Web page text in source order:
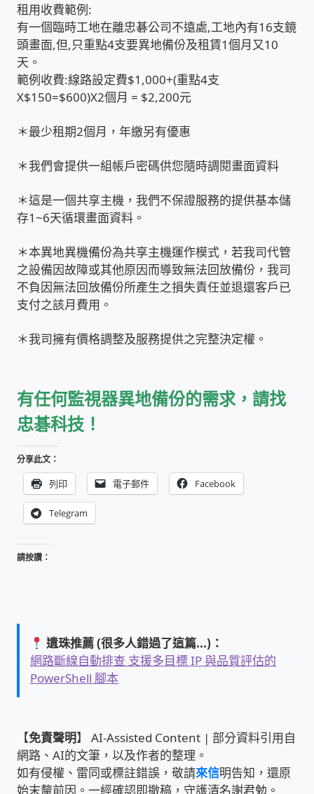
聯絡我們
徵 伙伴
窗簾 窗飾 丈量安裝
電腦維修銷售
電腦維護合約
電腦租賃方案
飛碟 不斷電 UPS / 穩壓器 AVR
遠距教學、在家辦公
USB隨插即用視訊攝影機
OpenMediaVault OMV
NAS到府安裝服務
DAS 直連式附加存儲
出租套房出租 網路維護管理 房東免煩惱
租用收費範例:
有一個臨時工地在離忠碁公司不遠處,工地內有16支鏡
頭畫面,但,只重點4支要異地備份及租賃1個月又10
天。
範例收費:線路設定費$1,000+(重點4支
X$150=$600)X2個月 = $2,200元
＊最少租期2個月，年繳另有優惠
＊我們會提供一組帳戶密碼供您隨時調閱畫面資料
＊這是一個共享主機，我們不保證服務的提供基本儲
存1~6天循環畫面資料。
＊本異地異機備份為共享主機運作模式，若我司代管
之設備因故障或其他原因而導致無法回放備份，我司
不負因無法回放備份所產生之損失責任並退還客戶已
支付之該月費用。
＊我司擁有價格調整及服務提供之完整決定權。
有任何監視器異地備份的需求，請找
忠碁科技！
分享此文：
列印 電子郵件 Facebook
Telegram
請按讚：
遺珠推薦 (很多人錯過了這篇...)：
網路斷線自動排查 支援多目標 IP 與品質評估的
PowerShell 腳本
【免責聲明】 AI-Assisted Content | 部分資料引用自
網路、AI的文筆，以及作者的整理。
如有侵權、雷同或標註錯誤，敬請來信明告知，還原
始末釐前因。一經確認即撤稿，守護清名謝君勉。